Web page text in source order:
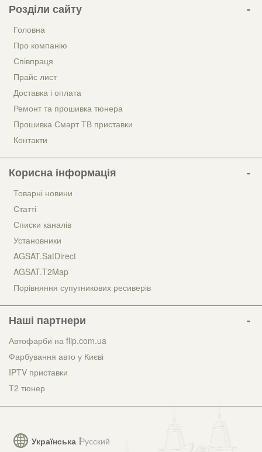
Українська Русский
Розділи сайту
Головна
Про компанію
Співпраця
Прайс лист
Доставка і оплата
Ремонт та прошивка тюнера
Прошивка Смарт ТВ приставки
Контакти
Корисна інформація
Товарні новини
Статті
Списки каналів
Установники
AGSAT.SatDirect
AGSAT.T2Map
Порівняння супутникових ресиверів
Наші партнери
Автофарби на flip.com.ua
Фарбування авто у Києві
IPTV приставки
Т2 тюнер